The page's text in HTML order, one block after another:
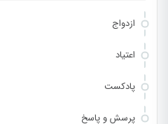
ازدواج
اعتیاد
پادکست
پرسش و پاسخ